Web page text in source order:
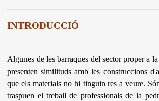
INTRODUCCIÓ
Algunes de les barraques del sector proper a
presenten similituds amb les construccions
que els materials no hi tinguin res a veure.
traspuen el treball de professionals de la